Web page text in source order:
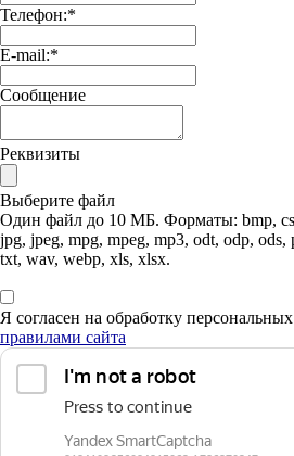
Телефон:*
E-mail:*
Сообщение
Реквизиты
Выберите файл
Один файл до 10 МБ. Форматы: bmp,
jpg, jpeg, mpg, mpeg, mp3, odt, odp,
txt, wav, webp, xls, xlsx.
Я согласен на обработку
правилами сайта